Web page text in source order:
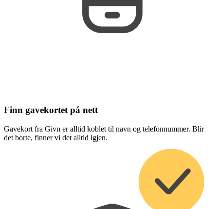
Finn gavekortet på nett
Gavekort fra Givn er alltid koblet til navn og telefonnummer. Blir
det borte, finner vi det alltid igjen.